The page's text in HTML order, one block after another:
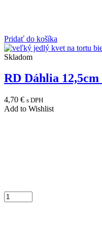
Pridať do košíka
Skladom
RD Dáhlia
4,70 € s DPH
Add to Wishlist